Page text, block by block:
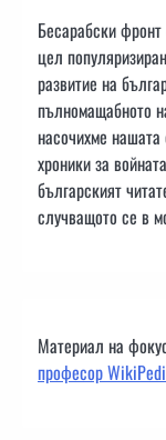
Бесарабски
цел
развитие на
пълномащабното
насочихме
хроники за
българският
случващото се в
Материал на
професор